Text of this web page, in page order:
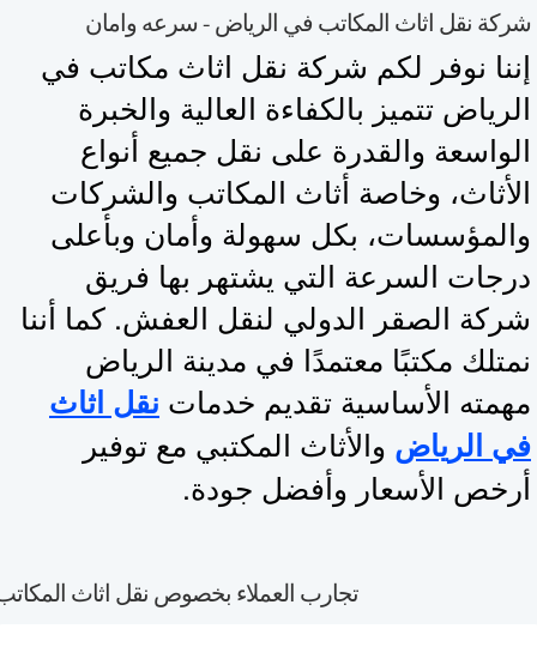
نقل اثاث المكاتب في الرياض - سرعه وامان
نوفر لكم شركة نقل اثاث مكاتب في
تتميز بالكفاءة العالية والخبرة
والقدرة على نقل جميع أنواع
وخاصة أثاث المكاتب والشركات
بكل سهولة وأمان وبأعلى
السرعة التي يشتهر بها فريق
الصقر الدولي لنقل العفش. كما أننا
مكتبًا معتمدًا في مدينة الرياض
الأساسية تقديم خدماتنقل اثاث
الرياضوالأثاث المكتبي مع توفير
الأسعار وأفضل جودة.
تجارب العملاء بخصوص نقل اثاث المكاتب